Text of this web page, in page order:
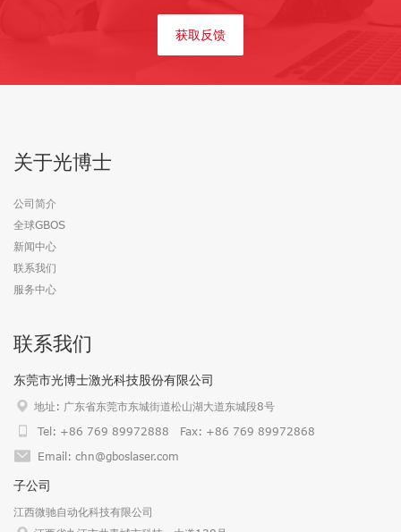
获取反馈
关于光博士
公司简介
全球GBOS
新闻中心
联系我们
服务中心
联系我们
东莞市光博士激光科技股份有限公司
地址: 广东省东莞市东城街道松山湖大道东城段8号
Tel: +86 769 89972888 Fax: +86 769 89972868
Email: chn@gboslaser.com
子公司
江西微驰自动化科技有限公司